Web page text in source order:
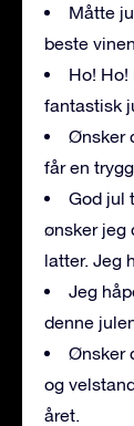
Måtte
beste
Ho! Ho!
fantastisk
Ønsker
får en
God jul
ønsker jeg
latter. Jeg
Jeg
denne
Ønsker
og
året.